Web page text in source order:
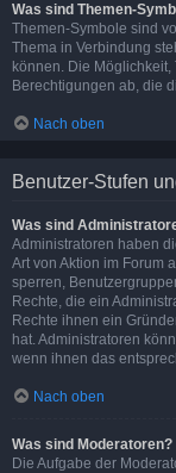
Was sind Themen-
Themen-Symbole sind
Thema in Verbindung
können. Die
Berechtigungen ab, die
Nach oben
Benutzer-Stufen
Was sind
Administratoren haben
Art von Aktion im Forum
sperren,
Rechte, die ein
Rechte ihnen ein
hat. Administratoren
wenn ihnen das
Nach oben
Was sind Moderatoren?
Die Aufgabe der